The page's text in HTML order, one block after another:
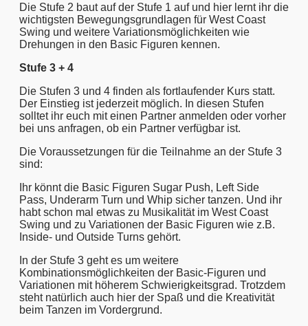
Die Stufe 2 baut auf der Stufe 1 auf und hier lernt ihr die
wichtigsten Bewegungsgrundlagen für West Coast
Swing und weitere Variationsmöglichkeiten wie
Drehungen in den Basic Figuren kennen.
Stufe 3 + 4
Die Stufen 3 und 4 finden als fortlaufender Kurs statt.
Der Einstieg ist jederzeit möglich. In diesen Stufen
solltet ihr euch mit einen Partner anmelden oder vorher
bei uns anfragen, ob ein Partner verfügbar ist.
Die Voraussetzungen für die Teilnahme an der Stufe 3
sind:
Ihr könnt die Basic Figuren Sugar Push, Left Side
Pass, Underarm Turn und Whip sicher tanzen. Und ihr
habt schon mal etwas zu Musikalität im West Coast
Swing und zu Variationen der Basic Figuren wie z.B.
Inside- und Outside Turns gehört.
In der Stufe 3 geht es um weitere
Kombinationsmöglichkeiten der Basic-Figuren und
Variationen mit höherem Schwierigkeitsgrad. Trotzdem
steht natürlich auch hier der Spaß und die Kreativität
beim Tanzen im Vordergrund.